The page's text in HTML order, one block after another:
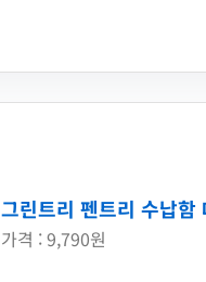
그린트리 펜트리 수납
가격 : 9,790원